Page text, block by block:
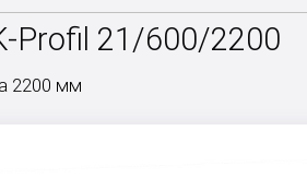
Profil 21/600/2200
2200 мм